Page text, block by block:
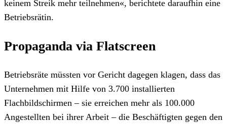
keinem Streik mehr teilnehmen«, berichtete daraufhin eine
Betriebsrätin.
Propaganda via Flatscreen
Betriebsräte müssten vor Gericht dagegen klagen, dass das
Unternehmen mit Hilfe von 3.700 installierten
Flachbildschirmen – sie erreichen mehr als 100.000
Angestellten bei ihrer Arbeit – die Beschäftigten gegen den